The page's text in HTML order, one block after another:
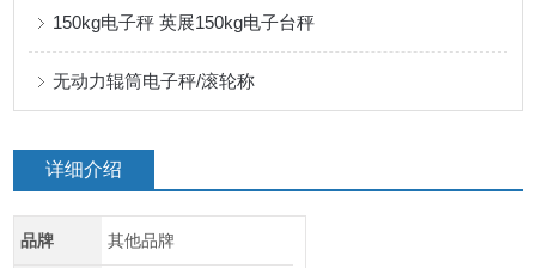
150kg电子秤 英展150kg电子台秤
无动力辊筒电子秤/滚轮称
详细介绍
品牌 其他品牌